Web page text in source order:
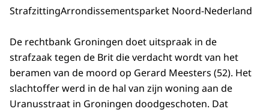
StrafzittingArrondissementsparket Noord-Nederland
De rechtbank Groningen doet uitspraak in de
strafzaak tegen de Brit die verdacht wordt van het
beramen van de moord op Gerard Meesters (52). Het
slachtoffer werd in de hal van zijn woning aan de
Uranusstraat in Groningen doodgeschoten. Dat